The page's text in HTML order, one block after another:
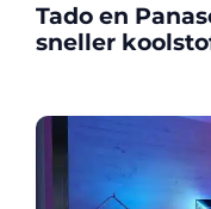
Tado en
sneller